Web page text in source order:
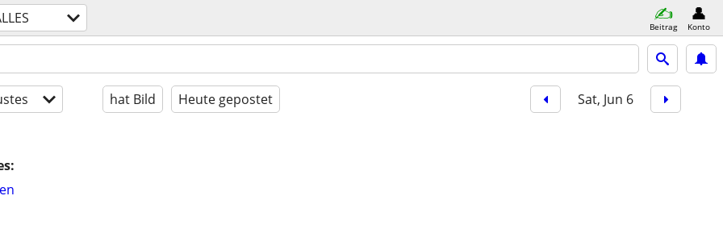
Beitrag Konto
hat Bild Heute gepostet Sat, Jun 6